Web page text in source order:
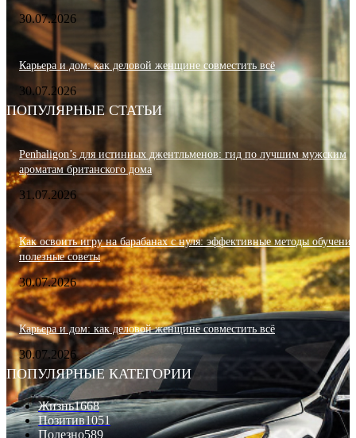
30.07.2026
Карьера и дом: как деловой женщине совместить всё
30.07.2026
ПОПУЛЯРНЫЕ СТАТЬИ
Penhaligon’s для истинных джентльменов: гид по лучшим мужским
ароматам британского дома
31.07.2026
Как освоить игру на барабанах с нуля: эффективные методы
полезные советы
30.07.2026
Карьера и дом: как деловой женщине совместить всё
30.07.2026
ПОПУЛЯРНЫЕ КАТЕГОРИИ
Жизнь1668
Позитив1051
Полезно589